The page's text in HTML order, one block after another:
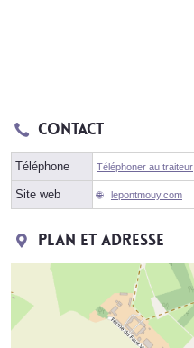
Contact
Téléphone Téléphoner au traiteur
Site web lepontmouy.com
Plan et adresse